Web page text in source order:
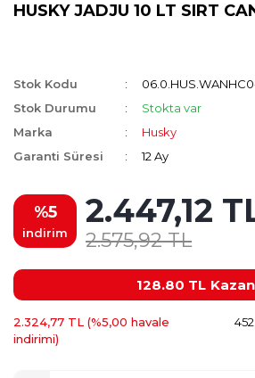
HUSKY JADJU 10 LT SIRT
Stok Kodu
Stok Durumu
Stokta var
Marka
Husky
Garanti Süresi
12 Ay
%5
indirim
2.447,12
2.575,92 TL
128.80 TL
2.324,77 TL (%5,00 havale
indirimi)